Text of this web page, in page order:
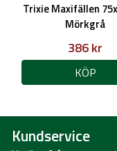
Trixie Maxifällen
Mörkgrå
386 kr
KÖP
Kundservice